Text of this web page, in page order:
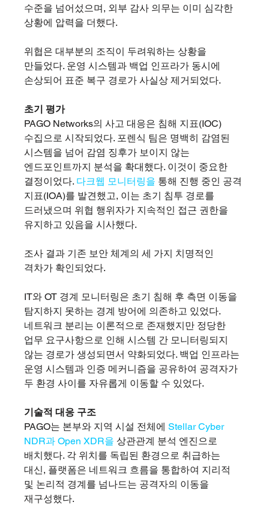
수준을 넘어섰으며, 외부 감사 의무는 이미 심각한
상황에 압력을 더했다.
위협은 대부분의 조직이 두려워하는 상황을
만들었다. 운영 시스템과 백업 인프라가 동시에
손상되어 표준 복구 경로가 사실상 제거되었다.
초기 평가
PAGO Networks의 사고 대응은 침해 지표(IOC)
수집으로 시작되었다. 포렌식 팀은 명백히 감염된
시스템을 넘어 감염 징후가 보이지 않는
엔드포인트까지 분석을 확대했다. 이것이 중요한
결정이었다. 다크웹 모니터링을 통해 진행 중인 공격
지표(IOA)를 발견했고, 이는 초기 침투 경로를
드러냈으며 위협 행위자가 지속적인 접근 권한을
유지하고 있음을 시사했다.
조사 결과 기존 보안 체계의 세 가지 치명적인
격차가 확인되었다.
IT와 OT 경계 모니터링은 초기 침해 후 측면 이동을
탐지하지 못하는 경계 방어에 의존하고 있었다.
네트워크 분리는 이론적으로 존재했지만 정당한
업무 요구사항으로 인해 시스템 간 모니터링되지
않는 경로가 생성되면서 약화되었다. 백업 인프라는
운영 시스템과 인증 메커니즘을 공유하여 공격자가
두 환경 사이를 자유롭게 이동할 수 있었다.
기술적 대응 구조
PAGO는 본부와 지역 시설 전체에 Stellar Cyber
NDR과 Open XDR을 상관관계 분석 엔진으로
배치했다. 각 위치를 독립된 환경으로 취급하는
대신, 플랫폼은 네트워크 흐름을 통합하여 지리적
및 논리적 경계를 넘나드는 공격자의 이동을
재구성했다.